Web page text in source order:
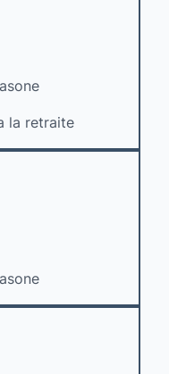
la retraite